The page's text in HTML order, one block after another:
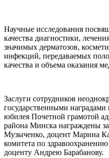
Научные исследования
качества диагностики,
значимых дерматозов,
инфекций, передаваемых
качества и объема оказания
Заслуги сотрудников
государственными
юбилея Почетной грамотой
района Минска награждены
Музыченко, доцент Марина
комитета по
доценту Андрею Барабанову.